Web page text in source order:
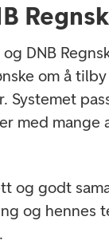
DNB
om å
Systemet
med mange
og godt
og hennes